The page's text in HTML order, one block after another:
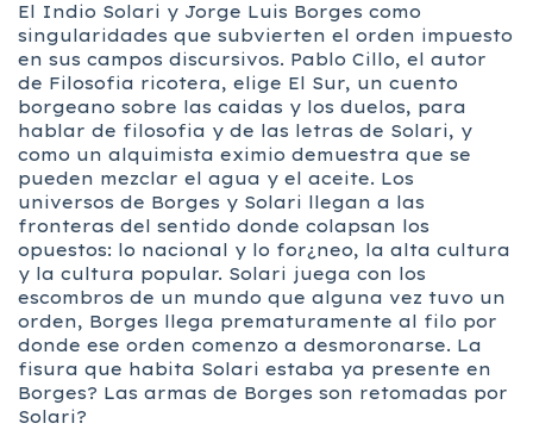
El Indio Solari y Jorge Luis Borges como
singularidades que subvierten el orden impuesto
en sus campos discursivos. Pablo Cillo, el autor
de Filosofia ricotera, elige El Sur, un cuento
borgeano sobre las caidas y los duelos, para
hablar de filosofia y de las letras de Solari, y
como un alquimista eximio demuestra que se
pueden mezclar el agua y el aceite. Los
universos de Borges y Solari llegan a las
fronteras del sentido donde colapsan los
opuestos: lo nacional y lo for¿neo, la alta cultura
y la cultura popular. Solari juega con los
escombros de un mundo que alguna vez tuvo un
orden, Borges llega prematuramente al filo por
donde ese orden comenzo a desmoronarse. La
fisura que habita Solari estaba ya presente en
Borges? Las armas de Borges son retomadas por
Solari?